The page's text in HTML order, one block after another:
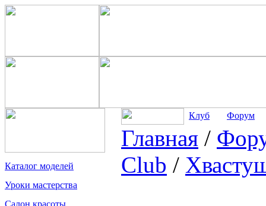
Каталог моделей
Уроки мастерства
Салон красоты
Клуб Форум
Главная /
Club /